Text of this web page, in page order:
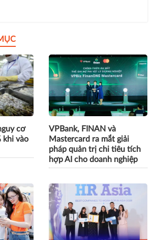
cơ
khi vào
VPBank, FINAN và
Mastercard ra mắt giải
pháp quản trị chi tiêu tích
hợp AI cho doanh nghiệp